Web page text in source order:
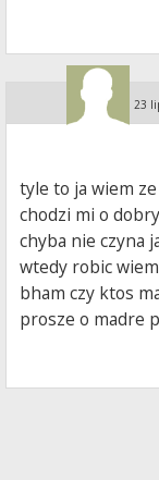
Guest 23
tyle to ja wiem
chodzi mi o
chyba nie czyna
wtedy robic
bham czy ktos
prosze o madre